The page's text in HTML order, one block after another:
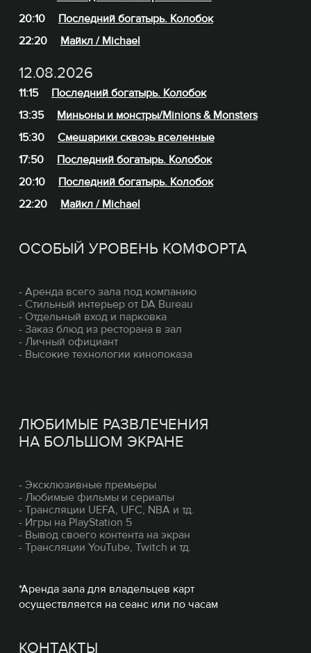
20:10
Последний богатырь. Колобок
22:20
Майкл / Michael
12.08.2026
11:15
Последний богатырь. Колобок
13:35
Миньоны и монстры/Minions & Monsters
15:30
Смешарики сквозь вселенные
17:50
Последний богатырь. Колобок
20:10
Последний богатырь. Колобок
22:20
Майкл / Michael
ОСОБЫЙ УРОВЕНЬ КОМФОРТА
- Аренда всего зала под компанию
- Стильный интерьер от DA Bureau
- Отдельный вход и парковка
- Заказ блюд из ресторана в зал
- Личный официант
- Высокие технологии кинопоказа
ЛЮБИМЫЕ РАЗВЛЕЧЕНИЯ
НА БОЛЬШОМ ЭКРАНЕ
- Эксклюзивные премьеры
- Любимые фильмы и сериалы
- Трансляции UEFA, UFC, NBA и тд.
- Игры на PlayStation 5
- Вывод своего контента на экран
- Трансляции YouTube, Twitch и тд.
*Аренда зала для владельцев карт
осуществляется на сеанс или по часам
КОНТАКТЫ